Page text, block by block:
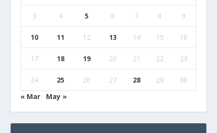
3 4 5 6 7 8 9
10 11 12 13 14 15 16
17 18 19 20 21 22 23
24 25 26 27 28 29
30
« Mar
May »